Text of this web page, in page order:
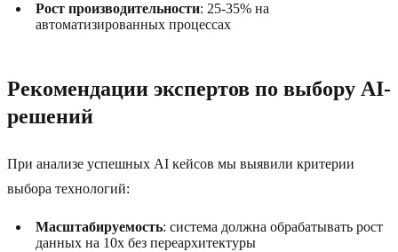
Рост производительности: 25-35% на
автоматизированных процессах
Рекомендации экспертов по выбору AI-
решений
При анализе успешных AI кейсов мы выявили критерии
выбора технологий:
Масштабируемость: система должна обрабатывать рост
данных на 10x без переархитектуры